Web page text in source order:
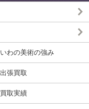
いわの美術の強み
出張買取
買取実績